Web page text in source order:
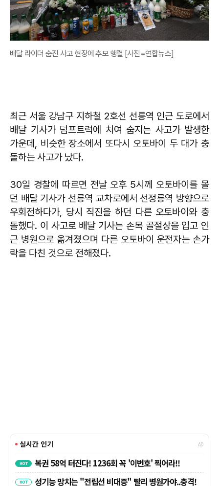
배달 라이더 숨진 사고 현장에 추모 행렬 [사진=연합뉴스]
최근 서울 강남구 지하철 2호선 선릉역 인근 도로에서
배달 기사가 덤프트럭에 치여 숨지는 사고가 발생한
가운데, 비슷한 장소에서 또다시 오토바이 두 대가 충
돌하는 사고가 났다.
30일 경찰에 따르면 전날 오후 5시께 오토바이를 몰
던 배달 기사가 선릉역 교차로에서 선정릉역 방향으로
우회전하다가, 당시 직진을 하던 다른 오토바이와 충
돌했다. 이 사고로 배달 기사는 손목 골절상을 입고 인
근 병원으로 옮겨졌으며 다른 오토바이 운전자는 손가
락을 다친 것으로 전해졌다.